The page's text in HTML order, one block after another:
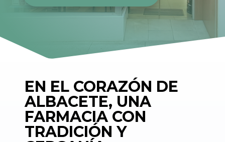
EN EL CORAZÓN DE
ALBACETE, UNA
FARMACIA CON
TRADICIÓN Y